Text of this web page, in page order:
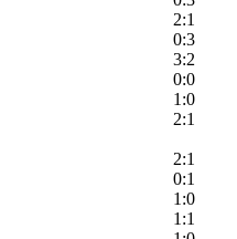
2:1
0:3
3:2
0:0
1:0
2:1
2:1
0:1
1:0
1:1